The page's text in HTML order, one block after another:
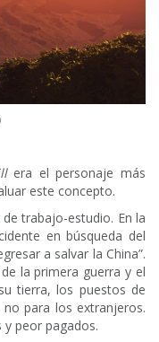
era el personaje más
este concepto.
trabajo-estudio. En la
en búsqueda del
a salvar la China”.
la primera guerra y el
tierra, los puestos de
para los extranjeros.
peor pagados.